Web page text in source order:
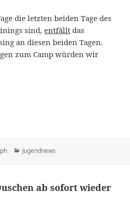
die letzten beiden Tage des
sind, entfällt das
an diesen beiden Tagen.
zum Camp würden wir
Kategorien
Jugendnews
ab sofort wieder